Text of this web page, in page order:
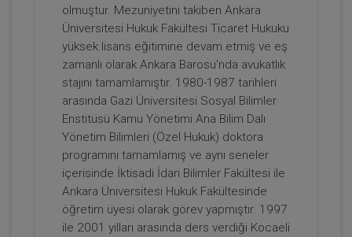
Kamulaştırma Kanunu 10/XIV ve 14/Son
Fıkra Hükümlerinin İptaline Bağlı
Sonuçlar Video Kaydı
ARMAĞANIMIZDIR
Sepete Ekle
olmuştur. Mezuniyetini takiben Ankara
Üniversitesi Hukuk Fakültesi Ticaret Hukuku
yüksek lisans eğitimine devam etmiş ve eş
zamanlı olarak Ankara Barosu'nda avukatlık
stajını tamamlamıştır. 1980-1987 tarihleri
arasında Gazi Üniversitesi Sosyal Bilimler
Enstitüsü Kamu Yönetimi Ana Bilim Dalı
Yönetim Bilimleri (Özel Hukuk) doktora
programını tamamlamış ve aynı seneler
içerisinde İktisadi İdari Bilimler Fakültesi ile
Ankara Üniversitesi Hukuk Fakültesinde
öğretim üyesi olarak görev yapmıştır. 1997
ile 2001 yılları arasında ders verdiği Kocaeli